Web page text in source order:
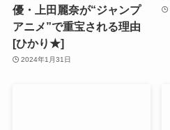
優・上田麗奈が“ジャンプ
アニメ”で重宝される理由
[ひかり★]
2024年1月31日